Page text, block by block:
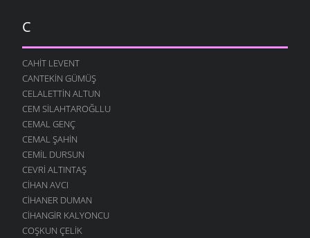
C
CAHIT LEVENT
CANTEKIN GÜMÜŞ
CELALETTIN ALTUN
CEM SILAHTAROĞLLU
CEMAL GENÇ
CEMAL ŞAHIN
CEMIL DURSUN
CEVRI ALTINTAŞ
CIHAN AVCI
CIHANER DUMAN
CIHANGIR KALYONCU
COŞKUN ÇELIK